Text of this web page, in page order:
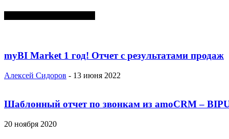
myBI Market 1 год! Отчет с результатами продаж
Алексей Сидоров - 13 июня 2022
Шаблонный отчет по звонкам из amoCRM –
20 ноября 2020